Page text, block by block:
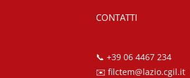
CONTATTI
📞 +39 06 4467 234
✉️ filctem@lazio.cgil.it